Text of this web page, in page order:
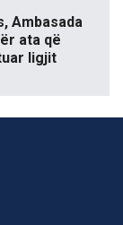
Ambasada
ata që
ligjit